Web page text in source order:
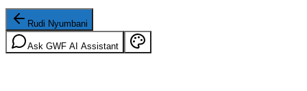
Rudi Nyumbani
Ask GWF AI Assistant